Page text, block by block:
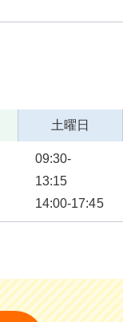
土曜日
09:30-
13:15
14:00-17:45